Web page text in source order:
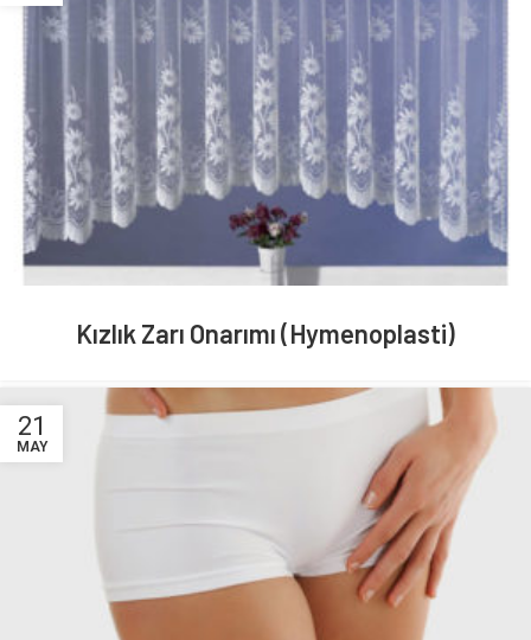
Kızlık Zarı Onarımı (Hymenoplasti)
21
MAY